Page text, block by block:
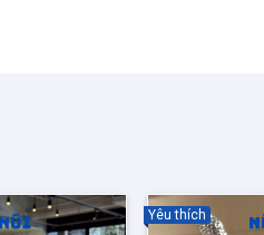
Yêu thích